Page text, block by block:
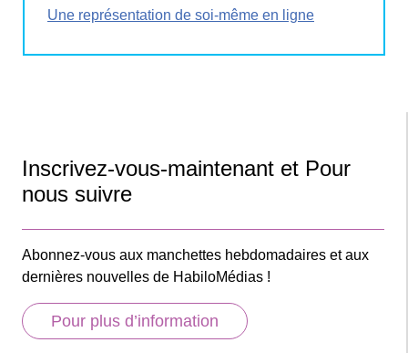
Une représentation de soi-même en ligne
Inscrivez-vous-maintenant et Pour
nous suivre
Abonnez-vous aux manchettes hebdomadaires et aux
dernières nouvelles de HabiloMédias !
Pour plus d’information